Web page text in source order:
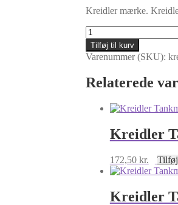
Kreidler mærke.
Kreidler
Stafering:
Kort
Guld
og
Tilføj til kurv
Varenummer (SKU):
Relaterede
Kreidler
172,50 kr.
Kreidler